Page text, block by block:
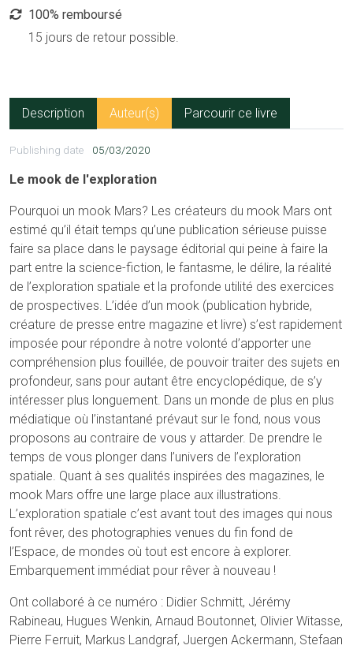
100% remboursé
15 jours de retour possible.
Description Auteur(s) Parcourir ce livre
Publishing date 05/03/2020
Le mook de l'exploration
Pourquoi un mook Mars? Les créateurs du mook Mars ont
estimé qu’il était temps qu’une publication sérieuse puisse
faire sa place dans le paysage éditorial qui peine à faire la
part entre la science-fiction, le fantasme, le délire, la réalité
de l’exploration spatiale et la profonde utilité des exercices
de prospectives. L’idée d’un mook (publication hybride,
créature de presse entre magazine et livre) s’est rapidement
imposée pour répondre à notre volonté d’apporter une
compréhension plus fouillée, de pouvoir traiter des sujets en
profondeur, sans pour autant être encyclopédique, de s’y
intéresser plus longuement. Dans un monde de plus en plus
médiatique où l’instantané prévaut sur le fond, nous vous
proposons au contraire de vous y attarder. De prendre le
temps de vous plonger dans l’univers de l’exploration
spatiale. Quant à ses qualités inspirées des magazines, le
mook Mars offre une large place aux illustrations.
L’exploration spatiale c’est avant tout des images qui nous
font rêver, des photographies venues du fin fond de
l’Espace, de mondes où tout est encore à explorer.
Embarquement immédiat pour rêver à nouveau !
Ont collaboré à ce numéro : Didier Schmitt, Jérémy
Rabineau, Hugues Wenkin, Arnaud Boutonnet, Olivier Witasse,
Pierre Ferruit, Markus Landgraf, Juergen Ackermann, Stefaan